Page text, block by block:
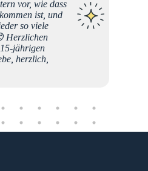
vor, wie dass
ist, und
so viele
Herzlichen
jährigen
herzlich,